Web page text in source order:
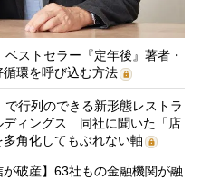
ベストセラー『定年後』著者・
環を呼び込む方法
で行列のできる新形態レストラ
ディングス 同社に聞いた「店
角化してもぶれない軸
が破産】63社もの金融機関が融